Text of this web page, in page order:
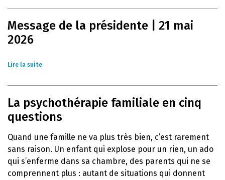
Message de la présidente | 21 mai
2026
Lire la suite
La psychothérapie familiale en cinq
questions
Quand une famille ne va plus très bien, c’est rarement
sans raison. Un enfant qui explose pour un rien, un ado
qui s’enferme dans sa chambre, des parents qui ne se
comprennent plus : autant de situations qui donnent